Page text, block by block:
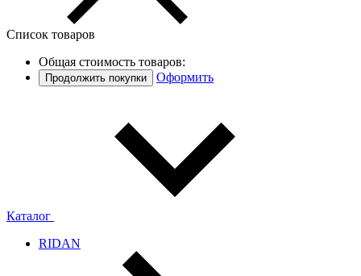
Список товаров
Общая стоимость товаров:
Продолжить покупки Оформить
Каталог
RIDAN